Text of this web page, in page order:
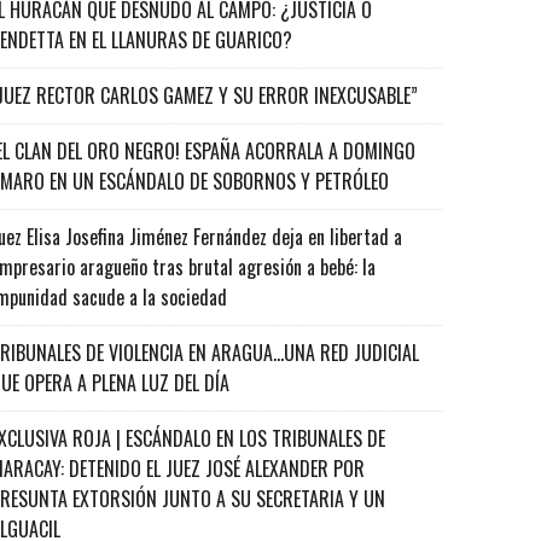
HURACÁN QUE DESNUDÓ AL CAMPO: ¿JUSTICIA O
EN EL LLANURAS DE GUARICO?
RECTOR CARLOS GAMEZ Y SU ERROR INEXCUSABLE”
CLAN DEL ORO NEGRO! ESPAÑA ACORRALA A DOMINGO
EN UN ESCÁNDALO DE SOBORNOS Y PETRÓLEO
Elisa Josefina Jiménez Fernández deja en libertad a
aragueño tras brutal agresión a bebé: la
sacude a la sociedad
DE VIOLENCIA EN ARAGUA…UNA RED JUDICIAL
OPERA A PLENA LUZ DEL DÍA
ROJA | ESCÁNDALO EN LOS TRIBUNALES DE
DETENIDO EL JUEZ JOSÉ ALEXANDER POR
EXTORSIÓN JUNTO A SU SECRETARIA Y UN